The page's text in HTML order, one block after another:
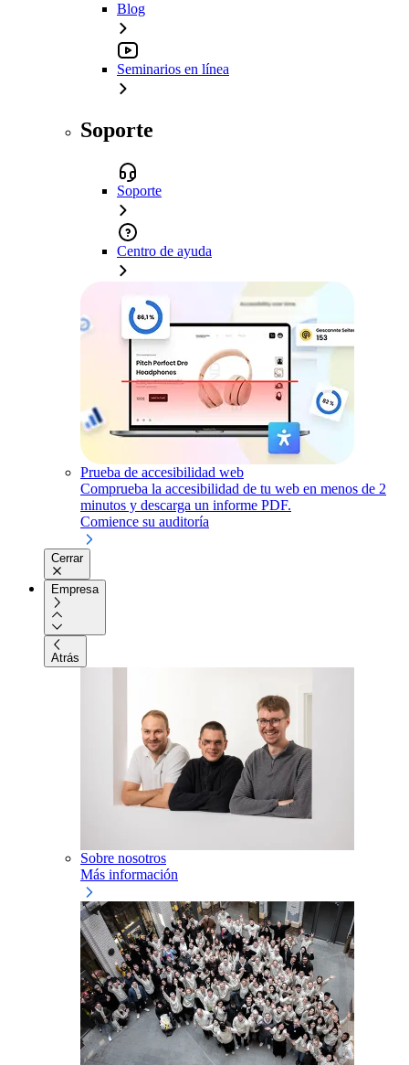
Blog
Seminarios en línea
Soporte
Soporte
Centro de ayuda
Prueba de accesibilidad web
Comprueba la accesibilidad de tu web en menos de 2
minutos y descarga un informe PDF.
Comience su auditoría
Cerrar
Empresa
Atrás
Sobre nosotros
Más información